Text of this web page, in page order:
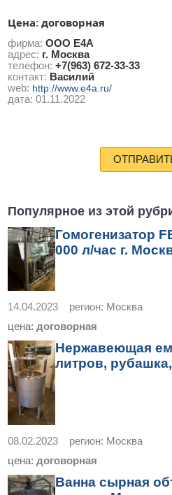
Цена: договорная
фирма: ООО Е4А
адрес: г. Москва
телефон: +7(963) 672-33-33
контакт: Василий
web: http://www.e4a.ru/
дата: 01.11.2022
Популярное из этой
Гомогенизатор
000 л/час г.
14.04.2023 регион: Москва
цена: договорная
Нержавеющая
литров,
08.02.2023 регион: Москва
цена: договорная
Ванна сырная